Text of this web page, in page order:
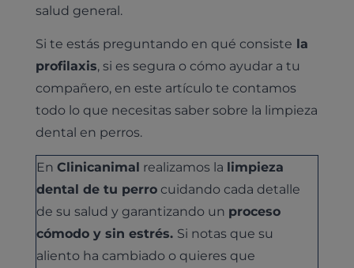
salud general.
Si te estás preguntando en qué consiste la
profilaxis, si es segura o cómo ayudar a tu
compañero, en este artículo te contamos
todo lo que necesitas saber sobre la limpieza
dental en perros.
En Clinicanimal realizamos la limpieza
dental de tu perrocuidando cada detalle
de su salud y garantizando un proceso
cómodo y sin estrés. Si notas que su
aliento ha cambiado o quieres que